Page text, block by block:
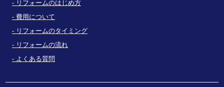
リフォームのはじめ方
費用について
リフォームのタイミング
リフォームの流れ
よくある質問